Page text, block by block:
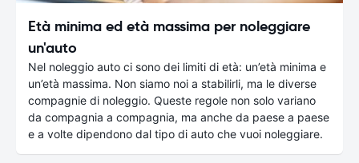
Età minima ed età massima per noleggiare
un'auto
Nel noleggio auto ci sono dei limiti di età: un’età minima e
un’età massima. Non siamo noi a stabilirli, ma le diverse
compagnie di noleggio. Queste regole non solo variano
da compagnia a compagnia, ma anche da paese a paese
e a volte dipendono dal tipo di auto che vuoi noleggiare.